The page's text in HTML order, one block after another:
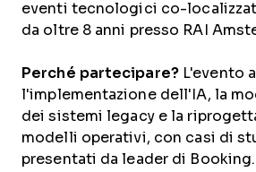
eventi tecnologici co-
da oltre 8 anni presso RAI
Perché partecipare?L'evento
l'implementazione dell'IA, la
dei sistemi legacy e la
modelli operativi, con casi di
presentati da leader di